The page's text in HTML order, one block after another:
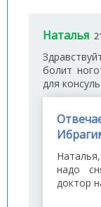
Наталья
болит
для
надо
доктор